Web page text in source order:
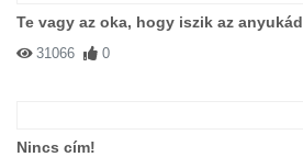
Te vagy az oka, hogy iszik az anyukád
31066 0
Nincs cím!